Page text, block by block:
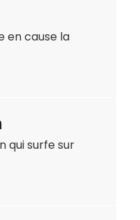
en cause la
qui surfe sur